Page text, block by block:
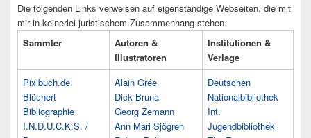
Die folgenden Links verweisen auf eigenständige Webseiten, die mit
mir in keinerlei juristischem Zusammenhang stehen.
Sammler
Autoren &
Illustratoren
Institutionen &
Verlage
Pixibuch.de
Blüchert
Bibliographie
I.N.D.U.C.K.S. /
Alain Grée
Dick Bruna
Georg Zemann
Ann Mari Sjögren
Deutschen
Nationalbibliothek
Int.
Jugendbibliothek